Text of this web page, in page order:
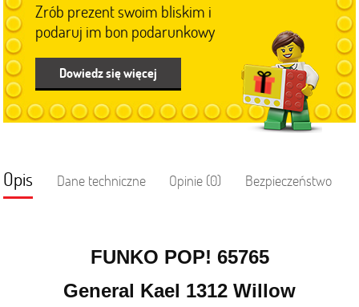
Zrób prezent swoim bliskim i
podaruj im bon podarunkowy
Dowiedz się więcej
Opis Dane techniczne Opinie (0) Bezpieczeństwo
FUNKO POP! 65765
General Kael 1312 Willow